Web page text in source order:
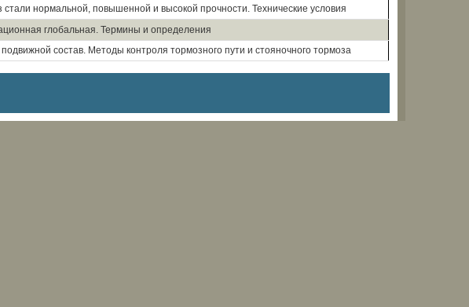
стали нормальной, повышенной и высокой прочности. Технические условия
глобальная. Термины и определения
состав. Методы контроля тормозного пути и стояночного тормоза